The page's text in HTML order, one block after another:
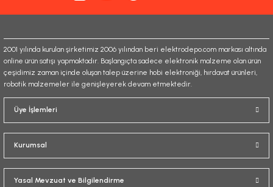
2001 yılında kurulan şirketimiz 2006 yılından beri elektrodepo.com markası altında
online ürün satışı yapmaktadır. Başlangıçta sadece elektronik malzeme olan ürün
çeşidimiz zaman içinde oluşan talep üzerine hobi elektroniği, hırdavat ürünleri,
robotik malzemeler ile genişleyerek devam etmektedir.
Üye İşlemleri
Kurumsal
Yasal Mevzuat ve Bilgilendirme